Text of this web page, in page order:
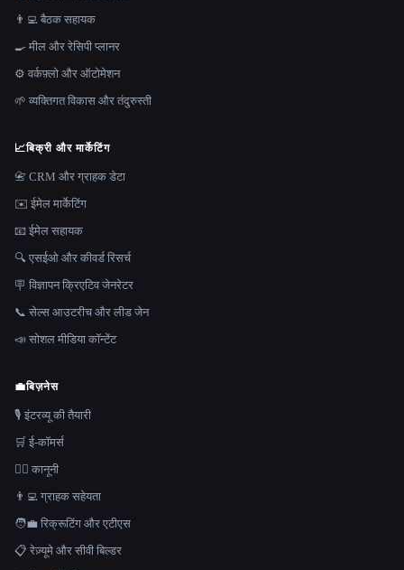
👨‍💻 बैठक सहायक
🍳 मील और रेसिपी प्लानर
⚙️ वर्कफ़्लो और ऑटोमेशन
🌱 व्यक्तिगत विकास और तंदुरुस्ती
📈बिक्री और मार्केटिंग
📇 CRM और ग्राहक डेटा
✉️ ईमेल मार्केटिंग
📧 ईमेल सहायक
🔍 एसईओ और कीवर्ड रिसर्च
🪧 विज्ञापन क्रिएटिव जेनरेटर
📞 सेल्स आउटरीच और लीड जेन
📣 सोशल मीडिया कॉन्टेंट
💼बिज़नेस
🎙️ इंटरव्यू की तैयारी
🛒 ई-कॉमर्स
👩‍⚖️ कानूनी
👨‍💻 ग्राहक सहेयता
🧑‍💼 रिक्रूटिंग और एटीएस
📋 रेज़्यूमे और सीवी बिल्डर